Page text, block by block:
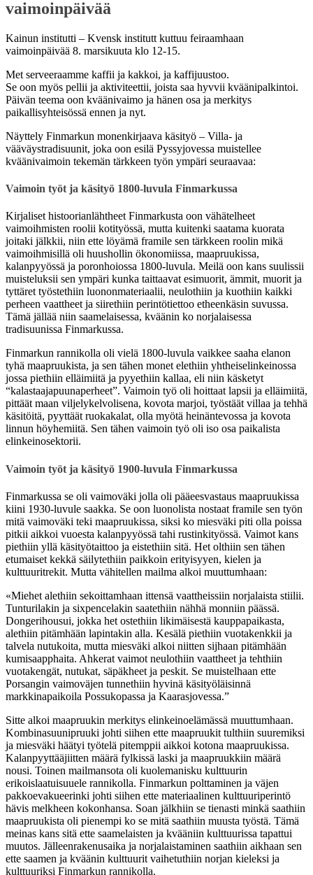
vaimoinpäivää
Kainun institutti – Kvensk institutt kuttuu feiraamhaan
vaimoinpäivää 8. marsikuuta klo 12-15.
Met serveeraamme kaffii ja kakkoi, ja kaffijuustoo.
Se oon myös pellii ja aktiviteettii, joista saa hyvvii kväänipalkintoi.
Päivän teema oon kväänivaimo ja hänen osa ja merkitys
paikallisyhteisössä ennen ja nyt.
Näyttely Finmarkun monenkirjaava käsityö – Villa- ja
vääväystradisuunit, joka oon esilä Pyssyjovessa muistellee
kväänivaimoin tekemän tärkkeen työn ympäri seuraavaa:
Vaimoin työt ja käsityö 1800-luvula Finmarkussa
Kirjaliset histoorianlähtheet Finmarkusta oon vähätelheet
vaimoihmisten roolii kotityössä, mutta kuitenki saatama kuorata
joitaki jälkkii, niin ette löyämä framile sen tärkkeen roolin mikä
vaimoihmisillä oli huushollin ökonomiissa, maapruukissa,
kalanpyyössä ja poronhoiossa 1800-luvula. Meilä oon kans suulissii
muisteluksii sen ympäri kunka taittaavat esimuorit, ämmit, muorit ja
tyttäret työstethiin luononmateriaalii, neulothiin ja kuothiin kaikki
perheen vaattheet ja siirethiin perintötiettoo etheenkäsin suvussa.
Tämä jällää niin saamelaisessa, kväänin ko norjalaisessa
tradisuunissa Finmarkussa.
Finmarkun rannikolla oli vielä 1800-luvula vaikkee saaha elanon
tyhä maapruukista, ja sen tähen monet elethiin yhtheiselinkeinossa
jossa piethiin elläimiitä ja pyyethiin kallaa, eli niin käsketyt
“kalastaajapuunaperheet”. Vaimoin työ oli hoittaat lapsii ja elläimiitä,
pittäät maan viljelykelvolisena, kovota marjoi, työstäät villaa ja tehhä
käsitöitä, pyyttäät ruokakalat, olla myötä heinäntevossa ja kovota
linnun höyhemiitä. Sen tähen vaimoin työ oli iso osa paikalista
elinkeinosektorii.
Vaimoin työt ja käsityö 1900-luvula Finmarkussa
Finmarkussa se oli vaimoväki jolla oli pääeesvastaus maapruukissa
kiini 1930-luvule saakka. Se oon luonolista nostaat framile sen työn
mitä vaimoväki teki maapruukissa, siksi ko miesväki piti olla poissa
pitkii aikkoi vuoesta kalanpyyössä tahi rustinkityössä. Vaimot kans
piethiin yllä käsityötaittoo ja eistethiin sitä. Het olthiin sen tähen
etumaiset kekkä säilytethiin paikkoin erityisyyen, kielen ja
kulttuuritrekit. Mutta vähitellen mailma alkoi muuttumhaan:
«Miehet alethiin sekoittamhaan ittensä vaattheissiin norjalaista stiilii.
Tunturilakin ja sixpencelakin saatethiin nähhä monniin päässä.
Dongerihousui, jokka het ostethiin likimäisestä kauppapaikasta,
alethiin pitämhään lapintakin alla. Kesälä piethiin vuotakenkkii ja
talvela nutukoita, mutta miesväki alkoi niitten sijhaan pitämhään
kumisaapphaita. Ahkerat vaimot neulothiin vaattheet ja tehthiin
vuotakengät, nutukat, säpäkheet ja peskit. Se muistelhaan ette
Porsangin vaimoväjen tunnethiin hyvinä käsityöläisinnä
markkinapaikoila Possukopassa ja Kaarasjovessa.”
Sitte alkoi maapruukin merkitys elinkeinoelämässä muuttumhaan.
Kombinasuunipruuki johti siihen ette maapruukit tulthiin suuremiksi
ja miesväki häätyi työtelä pitemppii aikkoi kotona maapruukissa.
Kalanpyyttääjiitten määrä fylkissä laski ja maapruukkiin määrä
nousi. Toinen mailmansota oli kuolemanisku kulttuurin
erikoislaatuisuuele rannikolla. Finmarkun polttaminen ja väjen
pakkoevakueerinki johti siihen ette materiaalinen kulttuuriperintö
hävis melkheen kokonhansa. Soan jälkhiin se tienasti minkä saathiin
maapruukista oli pienempi ko se mitä saathiin muusta työstä. Tämä
meinas kans sitä ette saamelaisten ja kvääniin kulttuurissa tapattui
muutos. Jälleenrakenusaika ja norjalaistaminen saathiin aikhaan sen
ette saamen ja kväänin kulttuurit vaihetuthiin norjan kieleksi ja
kulttuuriksi Finmarkun rannikolla.